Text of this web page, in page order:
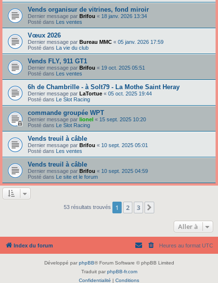
Vends organisur de vitrines, fond miroir
Dernier message par Brifou « 18 janv. 2026 13:34
Posté dans Les ventes
Vœux 2026
Dernier message par Bureau MMC « 05 janv. 2026 17:59
Posté dans La vie du club
Vends FLY, 911 GT1
Dernier message par Brifou « 19 oct. 2025 05:51
Posté dans Les ventes
6h de Chambrille - à Solt79 - La Mothe Saint Heray
Dernier message par LaTortue « 05 oct. 2025 19:44
Posté dans Le Slot Racing
commande groupée WPT
Dernier message par lionel « 15 sept. 2025 10:20
Posté dans Le Slot Racing
Vends treuil à câble
Dernier message par Brifou « 10 sept. 2025 05:01
Posté dans Les ventes
Vends treuil à câble
Dernier message par Brifou « 10 sept. 2025 04:59
Posté dans Le site et le forum
53 résultats trouvés 1 2 3
Aller à
Index du forum Heures au format UTC
Développé par phpBB® Forum Software © phpBB Limited
Traduit par phpBB-fr.com
Confidentialité | Conditions